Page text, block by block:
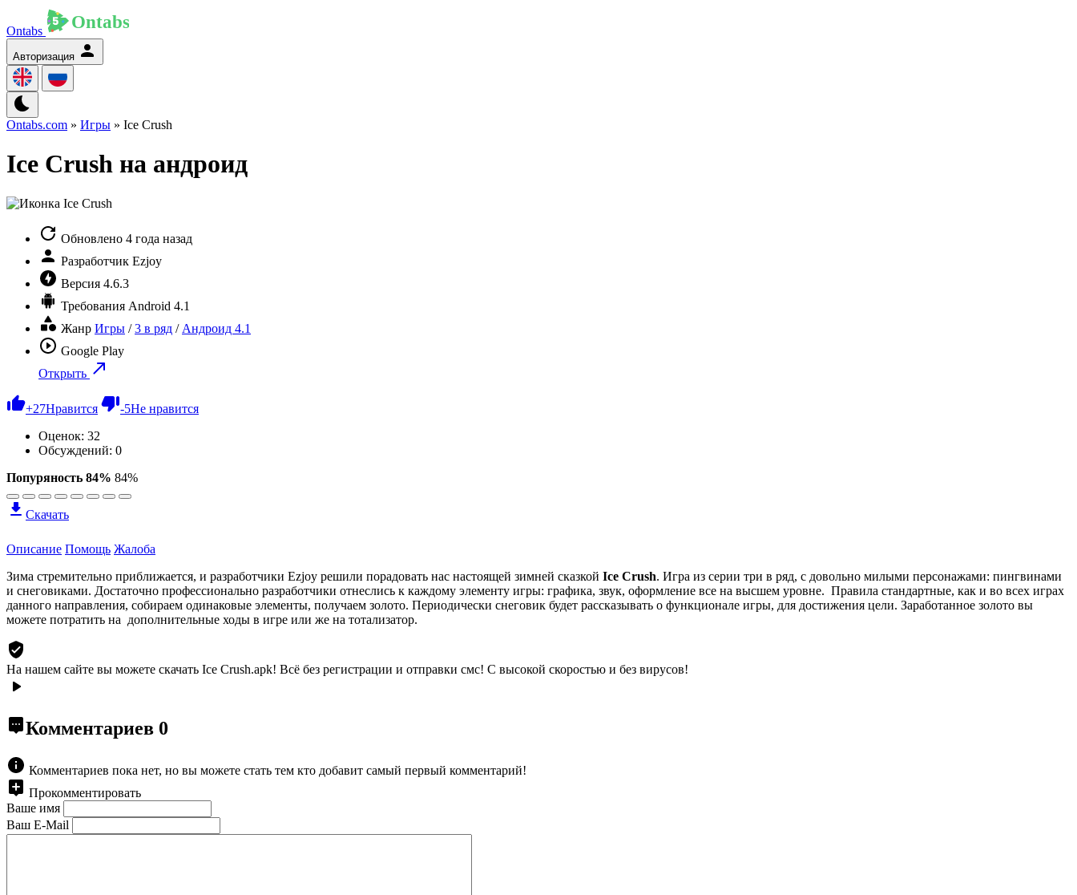
Ontabs
Авторизация
Ontabs.com » Игры » Ice Crush
Ice Crush на андроид
Обновлено 4 года назад
Разработчик Ezjoy
Версия 4.6.3
Требования Android 4.1
Жанр Игры /3 в ряд / Андроид 4.1
Google Play
Открыть
+27Нравится -5Не нравится
Оценок: 32
Обсуждений: 0
Попуряность 84% 84%
Скачать
Описание Помощь Жалоба
Зима стремительно приближается, и разработчики Ezjoy решили порадовать нас настоящей зимней сказкой Ice Crush. Игра из серии три в ряд, с довольно милыми персонажами: пингвинами
и снеговиками. Достаточно профессионально разработчики отнеслись к каждому элементу игры: графика, звук, оформление все на высшем уровне. Правила стандартные, как и во всех играх
данного направления, собираем одинаковые элементы, получаем золото. Периодически снеговик будет рассказывать о функционале игры, для достижения цели. Заработанное золото вы
можете потратить на дополнительные ходы в игре или же на тотализатор.
На нашем сайте вы можете скачать Ice Crush.apk! Всё без регистрации и отправки смс! С высокой скоростью и без вирусов!
Комментариев 0
Комментариев пока нет, но вы можете стать тем кто добавит самый первый комментарий!
Прокомментировать
Ваше имя
Ваш E-Mail